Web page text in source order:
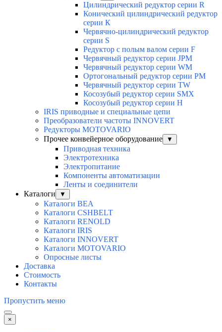
Цилиндрический редуктор серии R
Конический цилиндрический редуктор
серии К
Червячно-цилиндрический редуктор
серии S
Редуктор с полым валом серии F
Червячный редуктор серии JPM
Червячный редуктор серии WM
Ортогональный редуктор серии PM
Червячный редуктор серии TW
Косозубый редуктор серии SMX
Косозубый редуктор серии Н
IRIS приводные и специальные цепи
Преобразователи частоты INNOVERT
Редукторы MOTOVARIO
Прочее конвейерное оборудование
▼
Приводная техника
Электротехника
Электропитание
Компоненты автоматизации
Ленты и соединители
Каталоги
▼
Каталоги BEA
Каталоги CSHBELT
Каталоги RENOLD
Каталоги IRIS
Каталоги INNOVERT
Каталоги MOTOVARIO
Опросные листы
Доставка
Стоимость
Контакты
Пропустить меню
×